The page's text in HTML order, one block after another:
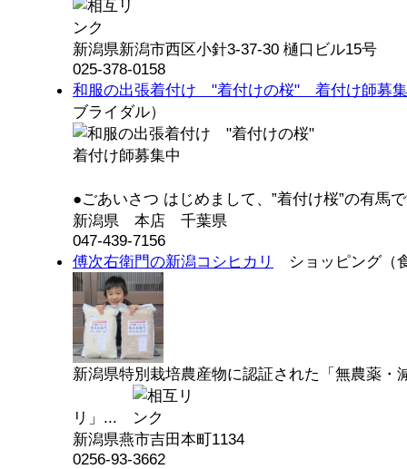
新潟県新潟市西区小針3-37-30 樋口ビル15号
025-378-0158
和服の出張着付け "着付けの桜" 着付け師募
ブライダル）
●ごあいさつ はじめまして、”着付け桜”の有
新潟県 本店 千葉県
047-439-7156
傅次右衛門の新潟コシヒカリ
ショッピング（
新潟県特別栽培農産物に認証された「無農薬・
リ」...
新潟県燕市吉田本町1134
0256-93-3662